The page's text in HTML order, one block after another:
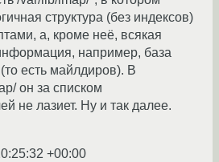
структура (без индексов)
а, кроме неё, всякая
например, база
есть майлдиров). В
он за списком
не лазиет. Ну и так далее.
+00:00